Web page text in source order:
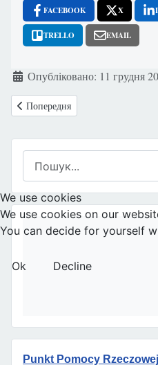
Punkt Pomocy Rzeczowej
FACEBOOK X
TRELLO EMAIL
ДеталіОпубліковано: 11 грудня
Попередня стаття: Бермуди:
Попередня
We use cookies
We use cookies on our
You can decide for yourself
Ok
Decline